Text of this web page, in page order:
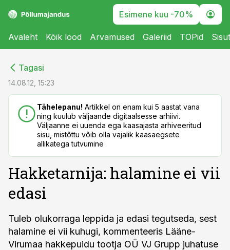
Esimene kuu -70%
Avaleht Kõik lood Arvamused Galeriid TOPid
Tagasi
14.08.12, 15:23
Tähelepanu! Artikkel on enam kui 5 aastat vana
ning kuulub väljaande digitaalsesse arhiivi.
Väljaanne ei uuenda ega kaasajasta arhiveeritud
sisu, mistõttu võib olla vajalik kaasaegsete
allikatega tutvumine
Hakketarnija: halamine ei vii
edasi
Tuleb olukorraga leppida ja edasi tegutseda, sest
halamine ei vii kuhugi, kommenteeris Lääne-
Virumaa hakkepuidu tootja OÜ VJ Grupp juhatuse